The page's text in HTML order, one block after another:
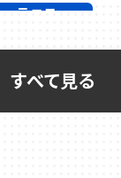
テニス
タイムのご
テニス
すべて見る